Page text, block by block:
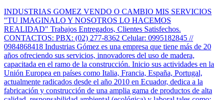
INDUSTRIAS GOMEZ VENDO O CAMBIO MIS SERVICIOS
"TU IMAGINALO Y NOSOTROS LO HACEMOS
REALIDAD" Trabajos Entregados, Clientes Satisfechos.
CONTACTOS: PBX: (02) 277-8362 Celular: 0995182845 //
0984868418 Industrias Gómez es una empresa que tiene más de 20
años ofreciendo sus servicios, innovadores del uso de madera,
capacitada en el ramo de la construcción. Inicio sus actividades en la
Unión Europea en países como Italia, Francia, España, Portugal,
actualmente radicados desde el año 2010 en Ecuador, dedica a la
fabricación y construcción de una amplia gama de productos de alta